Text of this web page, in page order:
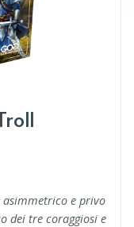
asimmetrico e privo
dei tre coraggiosi e